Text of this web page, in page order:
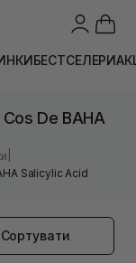
БЕСТСЕЛЕРИ
Cos De BAHA
Salicylic Acid
Сортувати